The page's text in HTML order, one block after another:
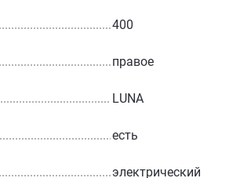
400
правое
LUNA
есть
электрический